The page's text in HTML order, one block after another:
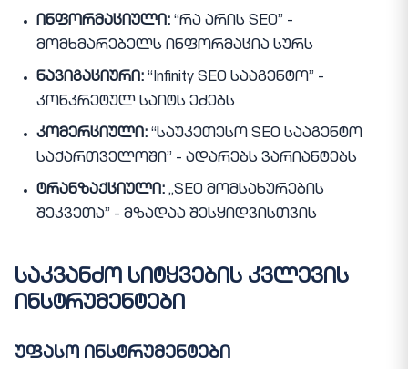
ინფორმაციული: “რა არის SEO” -
მომხმარებელს ინფორმაცია სურს
ნავიგაციური: “Infinity SEO სააგენტო” -
კონკრეტულ საიტს ეძებს
კომერციული: “საუკეთესო SEO სააგენტო
საქართველოში” - ადარებს ვარიანტებს
ტრანზაქციული: „SEO მომსახურების
შეკვეთა” - მზადაა შესყიდვისთვის
საკვანძო სიტყვების კვლევის
ინსტრუმენტები
უფასო ინსტრუმენტები